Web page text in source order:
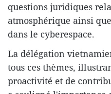
questions juridiques
atmosphérique ainsi
dans le cyberespace.
La délégation
tous ces thèmes,
proactivité et de